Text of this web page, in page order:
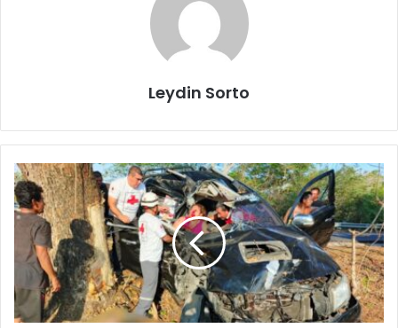
Leydin Sorto
Accidente
de
tránsito
Usulután
deja
un
fallecido
y